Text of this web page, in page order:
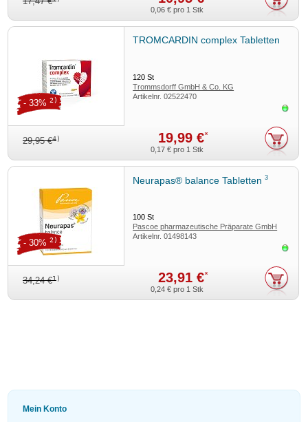
0,06 € pro 1 Stk
TROMCARDIN complex Tabletten
120St
Trommsdorff GmbH & Co. KG
Artikelnr.02522470
29,95 €4) 19,99 €*
- 33% 2)
0,17 € pro 1 Stk
Neurapas® balance Tabletten3
100St
Pascoe pharmazeutische Präparate GmbH
Artikelnr.01498143
34,24 €1) 23,91 €*
- 30% 2)
0,24 € pro 1 Stk
Mein Konto